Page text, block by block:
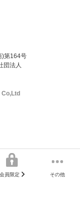
会員限定 その他
)第164号
団法人
うこそ
社が作成したもので
トの推奨環境外のた
性があります。
です。
気に入りのコンテ